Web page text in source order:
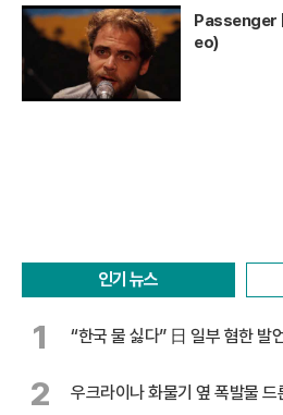
Passenger
eo)
인기 뉴스
1 “한국 물 싫다” 日 일부 혐한 발
2 우크라이나 화물기 옆 폭발물